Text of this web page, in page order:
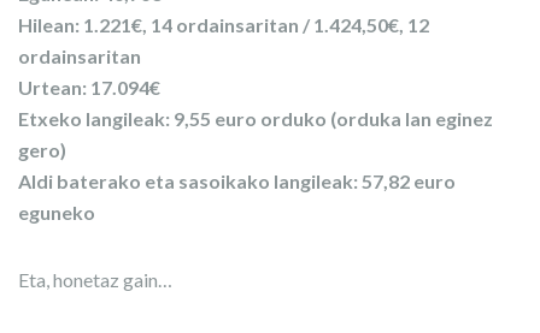
Hilean: 1.221€, 14 ordainsaritan / 1.424,50€, 12
ordainsaritan
Urtean: 17.094€
Etxeko langileak: 9,55 euro orduko (orduka lan eginez
gero)
Aldi baterako eta sasoikako langileak: 57,82 euro
eguneko
Eta, honetaz gain…